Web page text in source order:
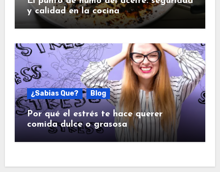
y calidad en la cocina
¿Sabias Que? Blog
Por qué el estrés te hace querer
comida dulce o grasosa